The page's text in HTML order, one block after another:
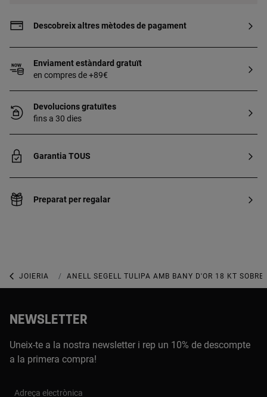
Descobreix altres mètodes de pagament
Enviament estàndard gratuït
en compres de +89€
Devolucions gratuïtes
fins a 30 dies
Garantia TOUS
Preparat per regalar
JOIERIA JOIES AMB BANY D’OR
ANELL SEGELL TULIPA AMB BANY D'OR 18 KT SOBRE
NEWSLETTER
Uneix-te a la nostra newsletter i rep un 10% de descompte
a la primera compra!
Adreça electrònica